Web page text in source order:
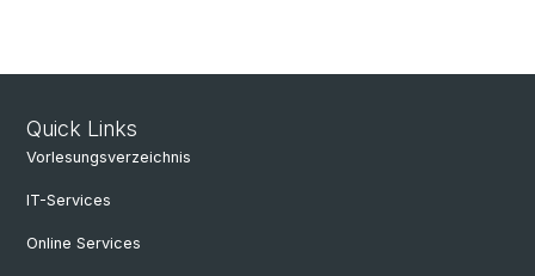
Quick Links
Vorlesungsverzeichnis
IT-Services
Online Services